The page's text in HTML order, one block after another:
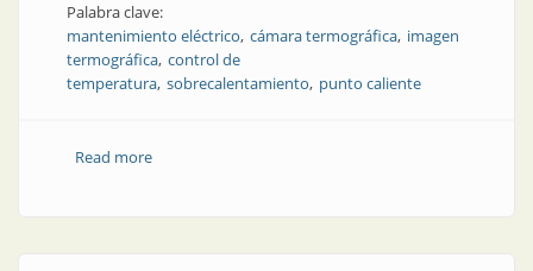
Palabra clave:
mantenimiento eléctrico cámara termográfica imagen
termográfica control de
temperatura sobrecalentamiento punto caliente
Read moreabout Cámaras termográficas para parques solares